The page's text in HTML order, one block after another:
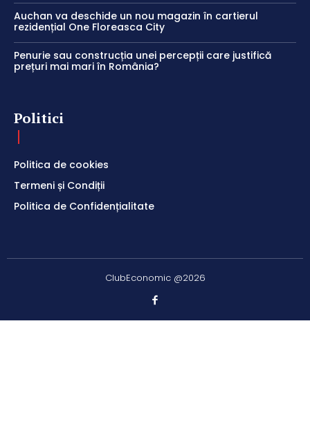
Auchan va deschide un nou magazin în cartierul
rezidențial One Floreasca City
Penurie sau construcția unei percepții care justifică
prețuri mai mari în România?
Politici
Politica de cookies
Termeni și Condiții
Politica de Confidențialitate
ClubEconomic @2026